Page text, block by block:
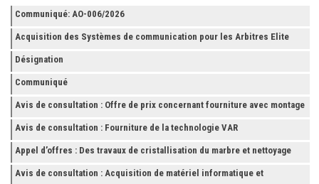
Communiqué: AO-006/2026
Acquisition des Systèmes de communication pour les Arbitres Elite
Désignation
Communiqué
Avis de consultation : Offre de prix concernant fourniture avec montage
et finition de RAYONNAGES pour la Fédération Tunisienne de Football
Avis de consultation : Fourniture de la technologie VAR
Appel d’offres : Des travaux de cristallisation du marbre et nettoyage
des grès
Avis de consultation : Acquisition de matériel informatique et